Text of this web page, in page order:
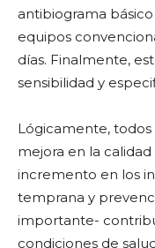
antibiograma
equipos
días. Finalmente,
sensibilidad y
Lógicamente,
mejora en la
incremento en los
temprana y
importante-
condiciones de